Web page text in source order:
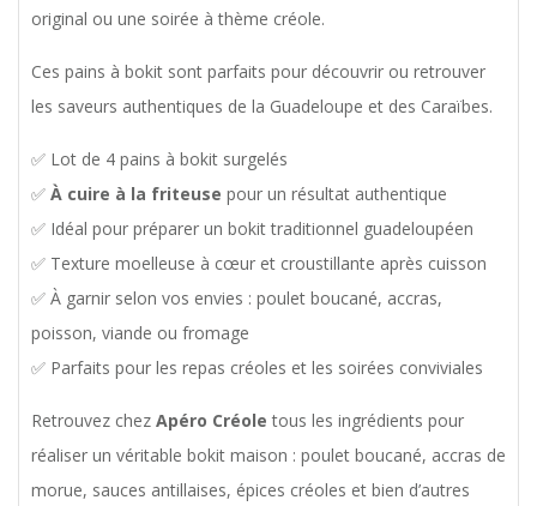
original ou une soirée à thème créole.
Ces pains à bokit sont parfaits pour découvrir ou retrouver
les saveurs authentiques de la Guadeloupe et des Caraïbes.
✅ Lot de 4 pains à bokit surgelés
✅ À cuire à la friteuse pour un résultat authentique
✅ Idéal pour préparer un bokit traditionnel guadeloupéen
✅ Texture moelleuse à cœur et croustillante après cuisson
✅ À garnir selon vos envies : poulet boucané, accras,
poisson, viande ou fromage
✅ Parfaits pour les repas créoles et les soirées conviviales
Retrouvez chez Apéro Créole tous les ingrédients pour
réaliser un véritable bokit maison : poulet boucané, accras de
morue, sauces antillaises, épices créoles et bien d’autres